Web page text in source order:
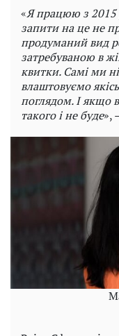
«Я працюю з 2015
запити на це не
продуманий вид
затребуваною в
квитки. Самі ми
влаштовуємо
поглядом. І якщо
такого і не буде»,